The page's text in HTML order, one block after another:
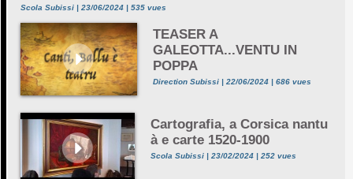
Scola Subissi | 23/06/2024 | 535 vues
TEASER A
GALEOTTA...VENTU IN
POPPA
Direction Subissi | 22/06/2024 | 686 vues
Cartografia, a Corsica nantu
à e carte 1520-1900
Scola Subissi | 23/02/2024 | 252 vues